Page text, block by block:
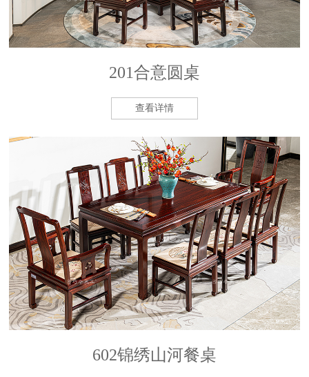
201合意圆桌
查看详情
602锦绣山河餐桌